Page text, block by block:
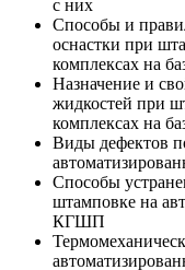
с них
Способы и
оснастки при
комплексах на
Назначение и
жидкостей при
комплексах на
Виды дефектов
Способы
штамповке на
КГШП